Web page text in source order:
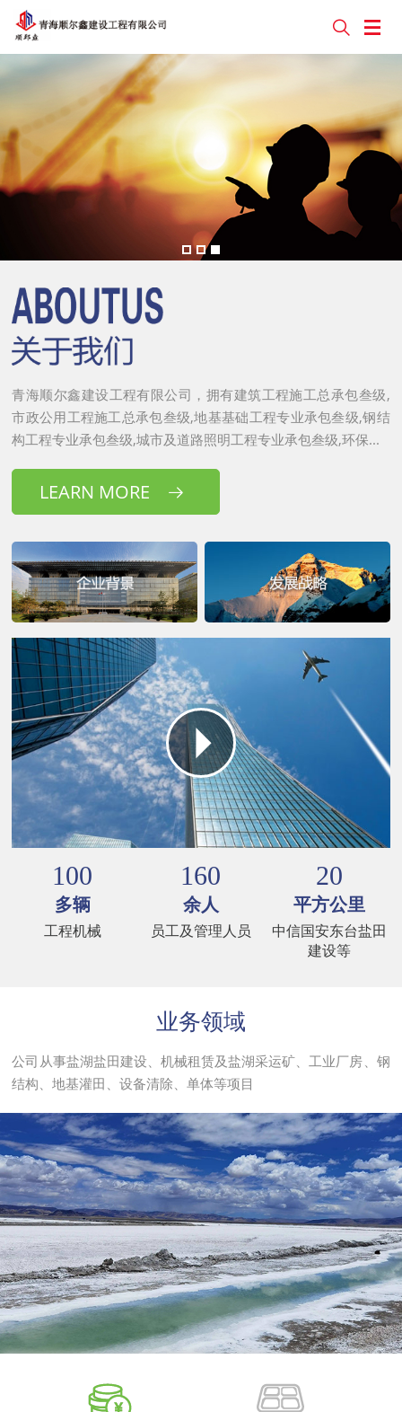
 
青海顺尔鑫建设工程有限公司，拥有建筑工程施工总承包叁级,
市政公用工程施工总承包叁级,地基基础工程专业承包叁级,钢结
构工程专业承包叁级,城市及道路照明工程专业承包叁级,环保...
LEARN MORE 

100
多辆
工程机械
160
余人
员工及管理人员
20
平方公里
中信国安东台盐田
建设等
业务领域
公司从事盐湖盐田建设、机械租赁及盐湖采运矿、工业厂房、钢
结构、地基灌田、设备清除、单体等项目